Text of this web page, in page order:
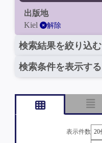
出版地
Kiel
解除
検索結果を絞り込む
検索条件を表示する
表示件数